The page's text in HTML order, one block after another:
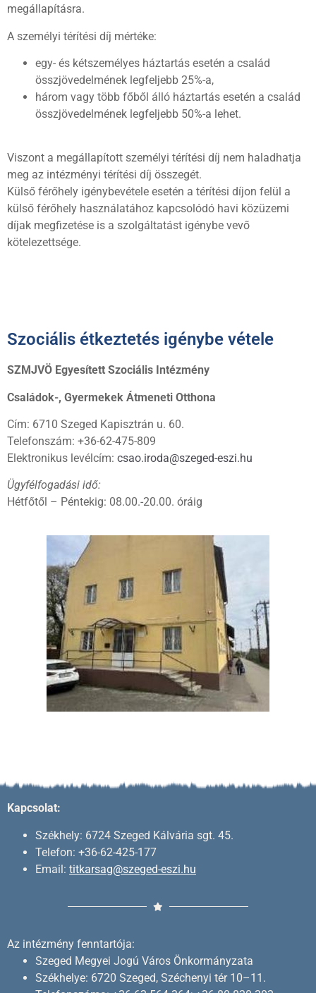
megállapításra.
A személyi térítési díj mértéke:
egy- és kétszemélyes háztartás esetén a család
összjövedelmének legfeljebb 25%-a,
három vagy több főből álló háztartás esetén a család
összjövedelmének legfeljebb 50%-a lehet.
Viszont a megállapított személyi térítési díj nem haladhatja
meg az intézményi térítési díj összegét.
Külső férőhely igénybevétele esetén a térítési díjon felül a
külső férőhely használatához kapcsolódó havi közüzemi
díjak megfizetése is a szolgáltatást igénybe vevő
kötelezettsége.
Szociális étkeztetés igénybe vétele
SZMJVÖ Egyesített Szociális Intézmény
Családok-, Gyermekek Átmeneti Otthona
Cím: 6710 Szeged Kapisztrán u. 60.
Telefonszám: +36-62-475-809
Elektronikus levélcím: csao.iroda@szeged-eszi.hu
Ügyfélfogadási idő:
Hétfőtől – Péntekig: 08.00.-20.00. óráig
Kapcsolat:
Székhely: 6724 Szeged Kálvária sgt. 45.
Telefon: +36-62-425-177
Email: titkarsag@szeged-eszi.hu
Az intézmény fenntartója:
Szeged Megyei Jogú Város Önkormányzata
Székhelye: 6720 Szeged, Széchenyi tér 10–11.